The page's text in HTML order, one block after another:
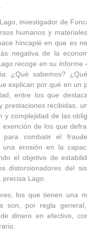
investigador de
humanos y
hincapié en que es
negativa de la
recoge en su informe
¿Qué sabemos?
explican por qué en un
entre los que
prestaciones recibidas,
y complejidad de las
exención de los que
para combatir el
una erosión en la
el objetivo de
distorsionadores del
precisa Lago.
los que tienen una
son, por regla
dinero en efectivo,